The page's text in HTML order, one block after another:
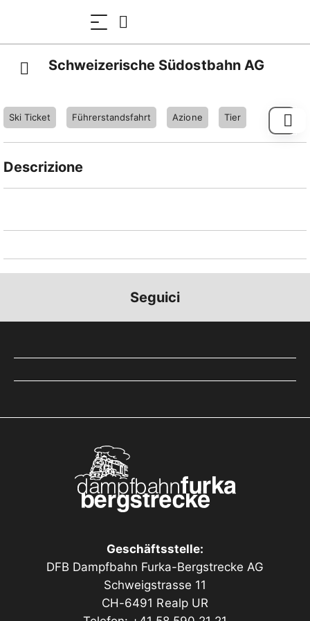
Schweizerische Südostbahn AG
Ski Ticket Führerstandsfahrt Azione Tier
Descrizione
geführtes und integriertes Eisenbahnunternehmen, zu
Dienstleistungen rund um unser Angebot selbst
durch.
Seguici
Geschäftsstelle:
DFB Dampfbahn Furka-Bergstrecke AG
Schweigstrasse 11
CH-6491 Realp UR